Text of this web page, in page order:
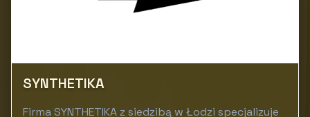
SYNTHETIKA
Firma SYNTHETIKA z siedzibą w Łodzi specjalizuje